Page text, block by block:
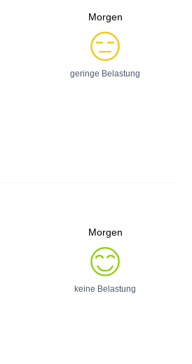
Morgen
geringe Belastung
Morgen
keine Belastung